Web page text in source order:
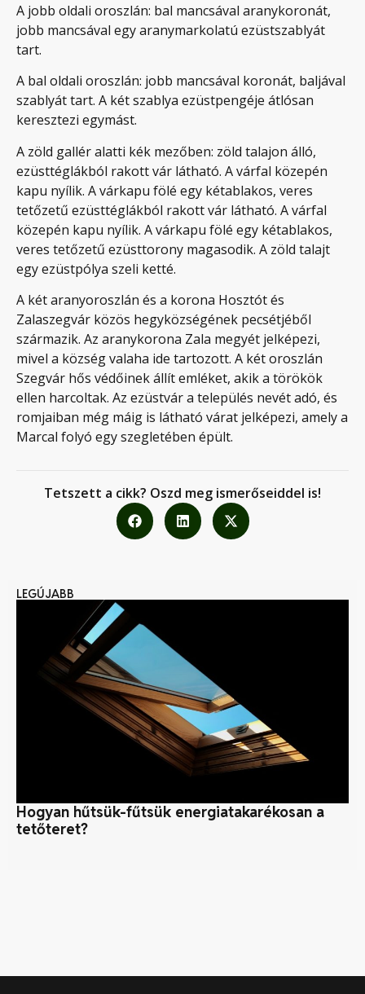
A jobb oldali oroszlán: bal mancsával aranykoronát,
jobb mancsával egy aranymarkolatú ezüstszablyát
tart.
A bal oldali oroszlán: jobb mancsával koronát, baljával
szablyát tart. A két szablya ezüstpengéje átlósan
keresztezi egymást.
A zöld gallér alatti kék mezőben: zöld talajon álló,
ezüsttéglákból rakott vár látható. A várfal közepén
kapu nyílik. A várkapu fölé egy kétablakos, veres
tetőzetű ezüsttéglákból rakott vár látható. A várfal
közepén kapu nyílik. A várkapu fölé egy kétablakos,
veres tetőzetű ezüsttorony magasodik. A zöld talajt
egy ezüstpólya szeli ketté.
A két aranyoroszlán és a korona Hosztót és
Zalaszegvár közös hegyközségének pecsétjéből
származik. Az aranykorona Zala megyét jelképezi,
mivel a község valaha ide tartozott. A két oroszlán
Szegvár hős védőinek állít emléket, akik a törökök
ellen harcoltak. Az ezüstvár a település nevét adó, és
romjaiban még máig is látható várat jelképezi, amely a
Marcal folyó egy szegletében épült.
Tetszett a cikk? Oszd meg ismerőseiddel is!
LEGÚJABB
Hogyan hűtsük-fűtsük energiatakarékosan a
tetőteret?